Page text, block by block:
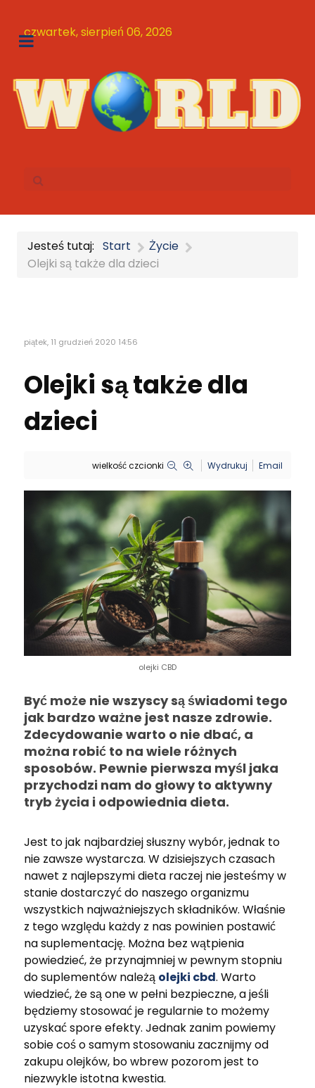
czwartek, sierpień 06, 2026
Jesteś tutaj: Start
Życie
Olejki są także dla dzieci
piątek, 11 grudzień 2020 14:56
Olejki są także dla
dzieci
wielkość czcionki Wydrukuj Email
olejki CBD
Być może nie wszyscy są świadomi tego
jak bardzo ważne jest nasze zdrowie.
Zdecydowanie warto o nie dbać, a
można robić to na wiele różnych
sposobów. Pewnie pierwsza myśl jaka
przychodzi nam do głowy to aktywny
tryb życia i odpowiednia dieta.
Jest to jak najbardziej słuszny wybór, jednak to
nie zawsze wystarcza. W dzisiejszych czasach
nawet z najlepszymi dieta raczej nie jesteśmy w
stanie dostarczyć do naszego organizmu
wszystkich najważniejszych składników. Właśnie
z tego względu każdy z nas powinien postawić
na suplementację. Można bez wątpienia
powiedzieć, że przynajmniej w pewnym stopniu
do suplementów należą olejki cbd. Warto
wiedzieć, że są one w pełni bezpieczne, a jeśli
będziemy stosować je regularnie to możemy
uzyskać spore efekty. Jednak zanim powiemy
sobie coś o samym stosowaniu zacznijmy od
zakupu olejków, bo wbrew pozorom jest to
niezwykle istotna kwestia.